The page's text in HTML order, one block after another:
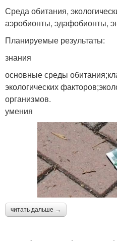
Среда обитания,
аэробионты, эдафобионты,
Планируемые результаты:
знания
основные среды
экологических
организмов.
умения
читать дальше →